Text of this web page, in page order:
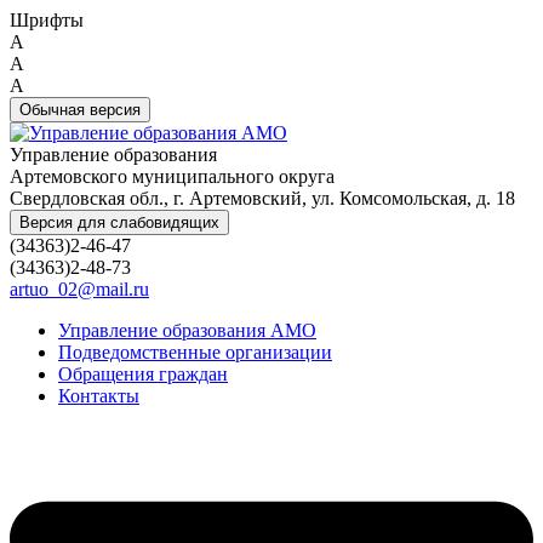
Шрифты
A
A
A
Обычная версия
Управление образования
Артемовского муниципального округа
Свердловская обл., г. Артемовский, ул. Комсомольская, д. 18
Версия для слабовидящих
(34363)2-46-47
(34363)2-48-73
artuo_02@mail.ru
Управление образования АМО
Подведомственные организации
Обращения граждан
Контакты